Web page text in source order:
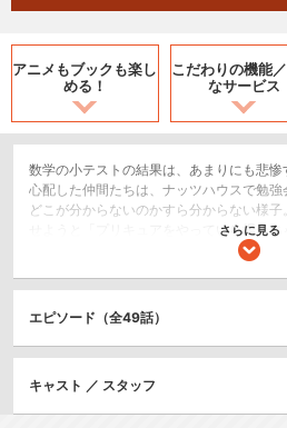
アニメもブックも楽し
める！
こだわりの機能／
なサービス
数学の小テストの結果は、あまりにも悲
心配した仲間たちは、ナッツハウスで勉強
どこが分からないのかすら分からない様
せようと「プリキュアをやっている場合
SF/ファンタジー
アクション/バトル
キッズ/ファミリー
さらに見る
エピソード（全49話）
キャスト ／ スタッフ